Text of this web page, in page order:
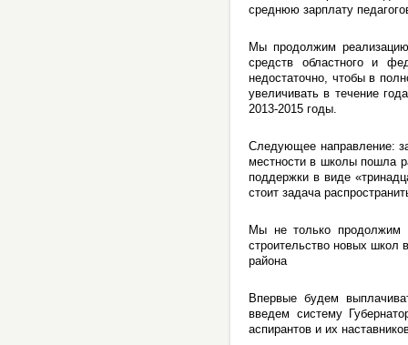
среднюю зарплату
Мы продолжим
средств областного и
недостаточно, чтобы в
увеличивать в течение
2013-2015 годы.
Следующее направление:
местности в школы пошла
поддержки в виде
стоит задача
Мы не только продолжим
строительство новых школ
района
Впервые будем
введем систему
аспирантов и их